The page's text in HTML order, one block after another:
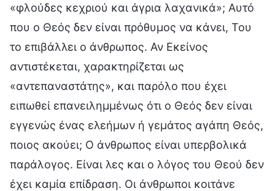
«φλούδες κεχριού και άγρια λαχανικά»; Αυτό
που ο Θεός δεν είναι πρόθυμος να κάνει, Του
το επιβάλλει ο άνθρωπος. Αν Εκείνος
αντιστέκεται, χαρακτηρίζεται ως
«αντεπαναστάτης», και παρόλο που έχει
ειπωθεί επανειλημμένως ότι ο Θεός δεν είναι
εγγενώς ένας ελεήμων ή γεμάτος αγάπη Θεός,
ποιος ακούει; Ο άνθρωπος είναι υπερβολικά
παράλογος. Είναι λες και ο λόγος του Θεού δεν
έχει καμία επίδραση. Οι άνθρωποι κοιτάνε